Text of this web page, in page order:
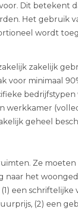
Dit betekent
Het gebruik
wordt
zakelijk
voor minimaal
werkkamer
geheel
Ze
naar het
een
(2) een